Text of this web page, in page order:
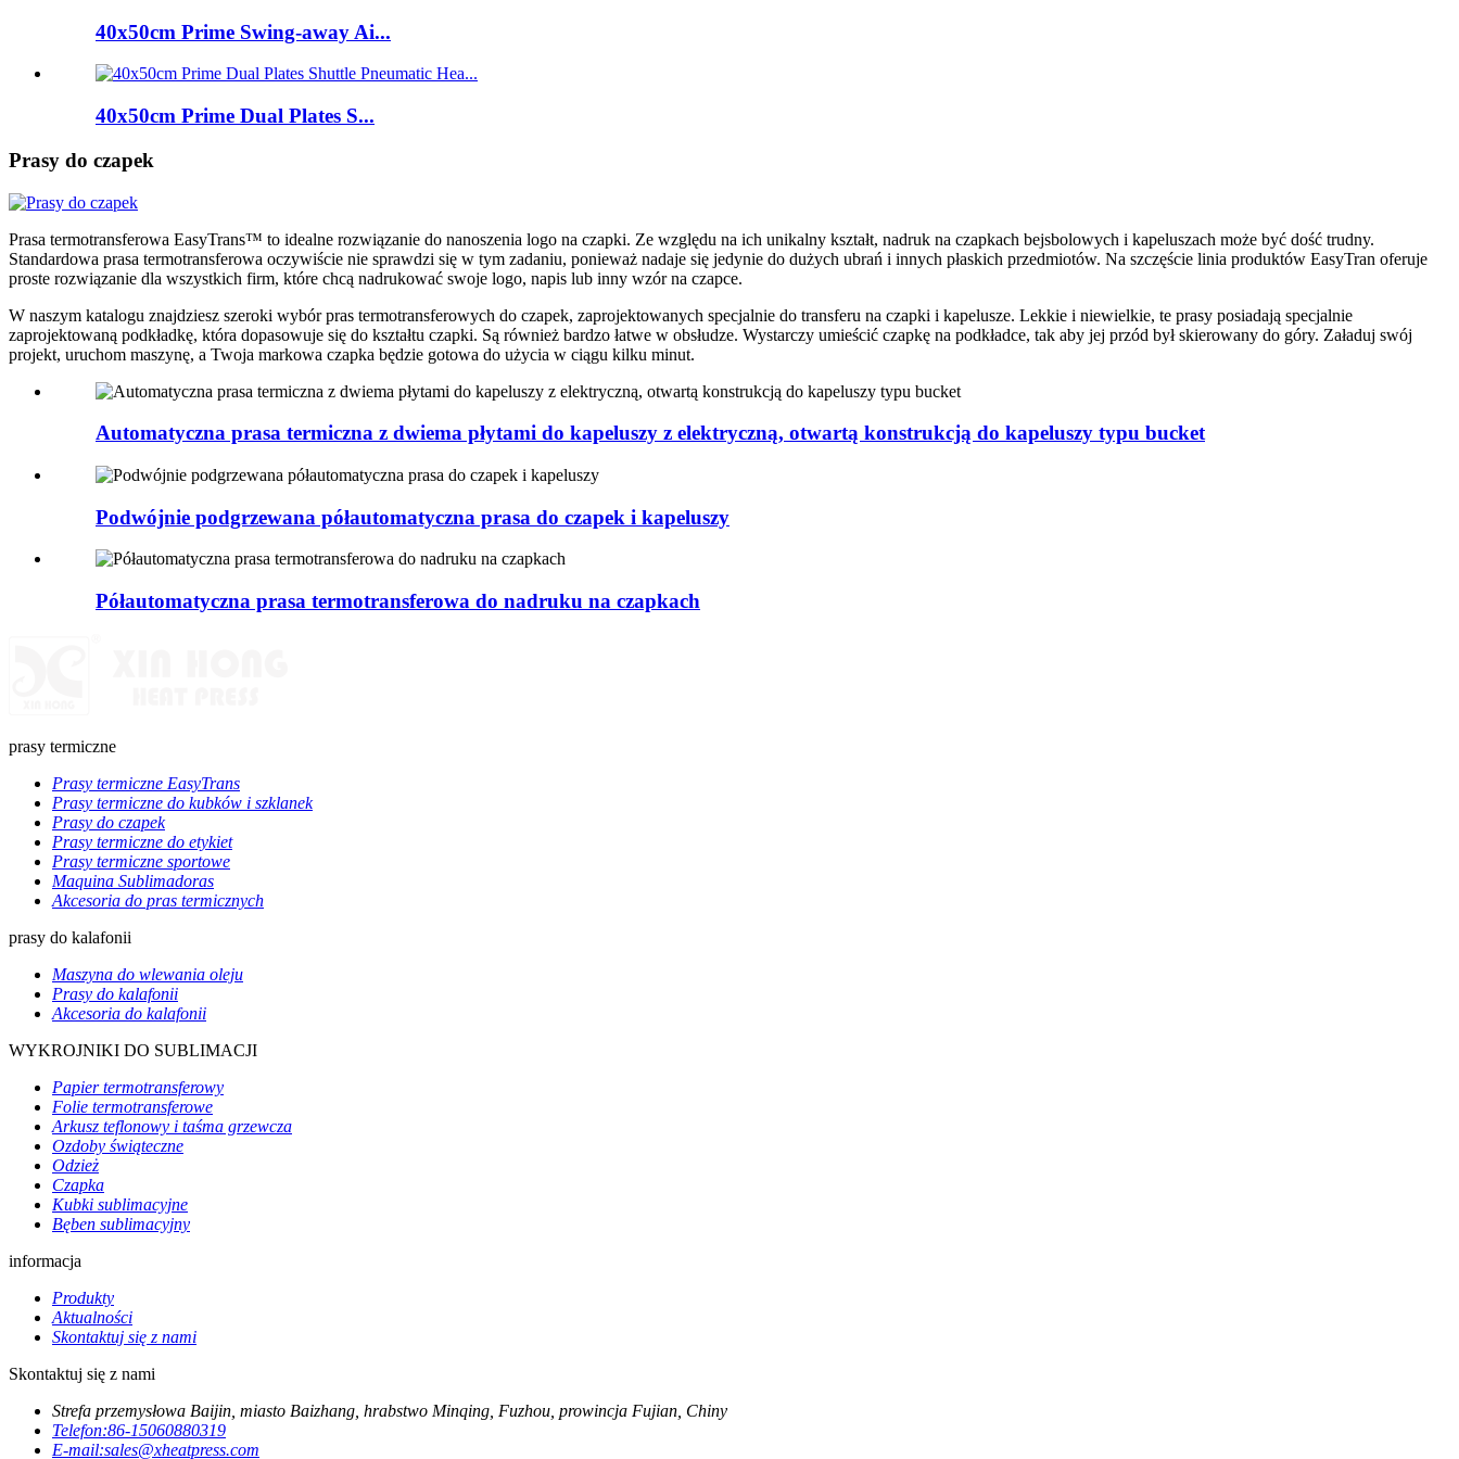
40x50cm Prime Swing-away Ai...
40x50cm Prime Dual Plates S...
Prasy do czapek
Prasa termotransferowa EasyTrans™ to idealne rozwiązanie do nanoszenia logo na czapki. Ze względu na ich unikalny kształt, nadruk na czapkach bejsbolowych i kapeluszach może być dość trudny.
Standardowa prasa termotransferowa oczywiście nie sprawdzi się w tym zadaniu, ponieważ nadaje się jedynie do dużych ubrań i innych płaskich przedmiotów. Na szczęście linia produktów EasyTran oferuje
proste rozwiązanie dla wszystkich firm, które chcą nadrukować swoje logo, napis lub inny wzór na czapce.
W naszym katalogu znajdziesz szeroki wybór pras termotransferowych do czapek, zaprojektowanych specjalnie do transferu na czapki i kapelusze. Lekkie i niewielkie, te prasy posiadają specjalnie
zaprojektowaną podkładkę, która dopasowuje się do kształtu czapki. Są również bardzo łatwe w obsłudze. Wystarczy umieścić czapkę na podkładce, tak aby jej przód był skierowany do góry. Załaduj swój
projekt, uruchom maszynę, a Twoja markowa czapka będzie gotowa do użycia w ciągu kilku minut.
Automatyczna prasa termiczna z dwiema płytami do kapeluszy z elektryczną, otwartą konstrukcją do kapeluszy typu bucket
Podwójnie podgrzewana półautomatyczna prasa do czapek i kapeluszy
Półautomatyczna prasa termotransferowa do nadruku na czapkach
prasy termiczne
Prasy termiczne EasyTrans
Prasy termiczne do kubków i szklanek
Prasy do czapek
Prasy termiczne do etykiet
Prasy termiczne sportowe
Maquina Sublimadoras
Akcesoria do pras termicznych
prasy do kalafonii
Maszyna do wlewania oleju
Prasy do kalafonii
Akcesoria do kalafonii
WYKROJNIKI DO SUBLIMACJI
Papier termotransferowy
Folie termotransferowe
Arkusz teflonowy i taśma grzewcza
Ozdoby świąteczne
Odzież
Czapka
Kubki sublimacyjne
Bęben sublimacyjny
informacja
Produkty
Aktualności
Skontaktuj się z nami
Skontaktuj się z nami
Strefa przemysłowa Baijin, miasto Baizhang, hrabstwo Minqing, Fuzhou, prowincja Fujian, Chiny
Telefon:86-15060880319
E-mail:sales@xheatpress.com